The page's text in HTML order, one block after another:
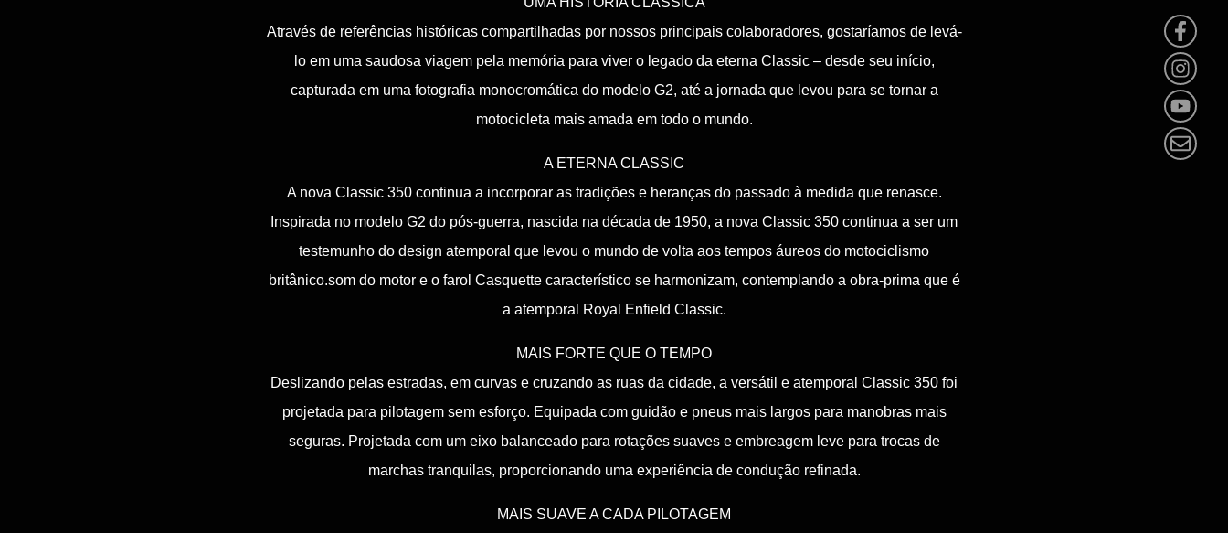
Através de referências históricas compartilhadas por nossos principais colaboradores, gostaríamos de levá-
lo em uma saudosa viagem pela memória para viver o legado da eterna Classic – desde seu início,
capturada em uma fotografia monocromática do modelo G2, até a jornada que levou para se tornar a
motocicleta mais amada em todo o mundo.
A ETERNA CLASSIC
A nova Classic 350 continua a incorporar as tradições e heranças do passado à medida que renasce.
Inspirada no modelo G2 do pós-guerra, nascida na década de 1950, a nova Classic 350 continua a ser um
testemunho do design atemporal que levou o mundo de volta aos tempos áureos do motociclismo
britânico.som do motor e o farol Casquette característico se harmonizam, contemplando a obra-prima que é
a atemporal Royal Enfield Classic.
MAIS FORTE QUE O TEMPO
Deslizando pelas estradas, em curvas e cruzando as ruas da cidade, a versátil e atemporal Classic 350 foi
projetada para pilotagem sem esforço. Equipada com guidão e pneus mais largos para manobras mais
seguras. Projetada com um eixo balanceado para rotações suaves e embreagem leve para trocas de
marchas tranquilas, proporcionando uma experiência de condução refinada.
MAIS SUAVE A CADA PILOTAGEM